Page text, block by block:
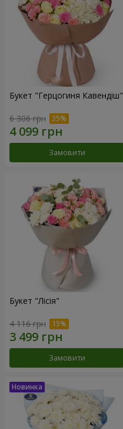
Букет "Герцогиня Кавендіш"
6 306 грн
Замовити
Букет "Лісія"
4 116 грн
Замовити